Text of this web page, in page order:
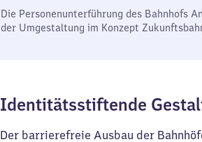
Die Personenunterführung des Bahnhofs
der Umgestaltung im Konzept
Identitätsstiftende
Der barrierefreie Ausbau der